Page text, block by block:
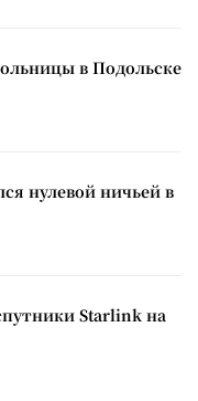
в Подольске
нулевой ничьей в
Starlink на